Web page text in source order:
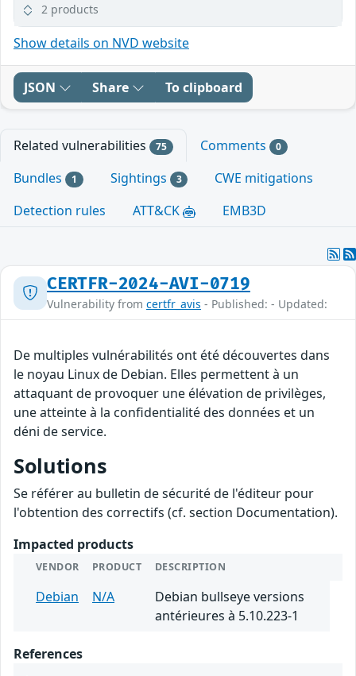
2 products
Show details on NVD website
JSON Share To clipboard
Related vulnerabilities 75 Comments 0
Bundles 1 Sightings 3
CWE mitigations
Detection rules
ATT&CK EMB3D
CERTFR-2024-AVI-0719
Vulnerability from certfr_avis - Published: - Updated:
De multiples vulnérabilités ont été découvertes dans
le noyau Linux de Debian. Elles permettent à un
attaquant de provoquer une élévation de privilèges,
une atteinte à la confidentialité des données et un
déni de service.
Solutions
Se référer au bulletin de sécurité de l'éditeur pour
l'obtention des correctifs (cf. section Documentation).
Impacted products
VENDOR PRODUCT DESCRIPTION
Debian N/A
Debian bullseye versions
antérieures à 5.10.223-1
References